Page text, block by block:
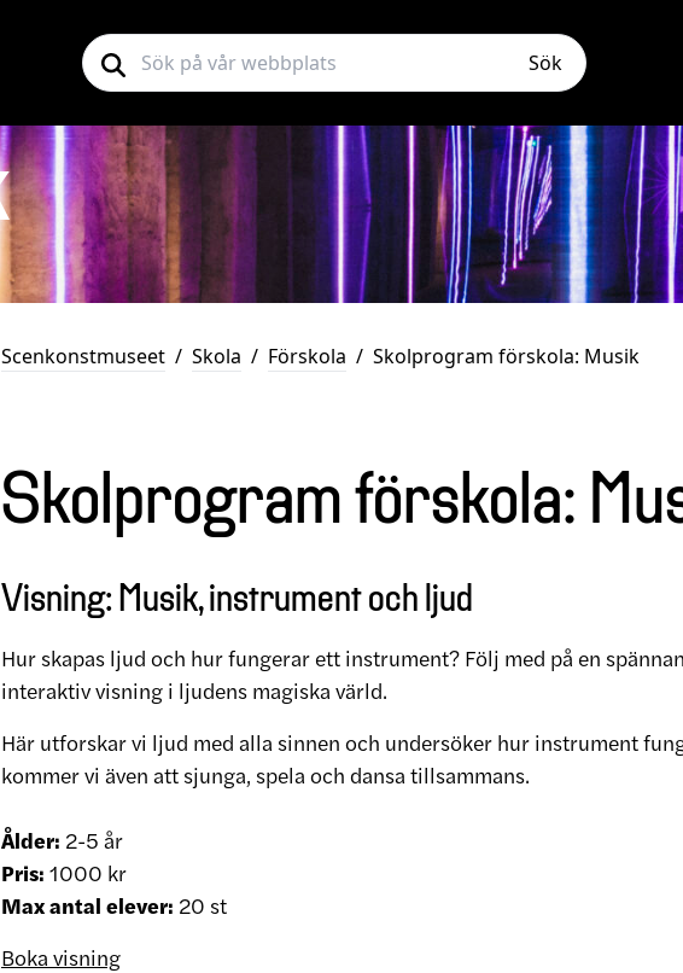
Sök
Scenkonstmuseet / Skola / Förskola / Skolprogram förskola: Musik
Skolprogram förskola:
Visning: Musik, instrument och ljud
Hur skapas ljud och hur fungerar ett instrument? Följ med på en
interaktiv visning i ljudens magiska värld.
Här utforskar vi ljud med alla sinnen och undersöker hur instrument
kommer vi även att sjunga, spela och dansa tillsammans.
Ålder: 2-5 år
Pris: 1000 kr
Max antal elever: 20 st
Boka visning